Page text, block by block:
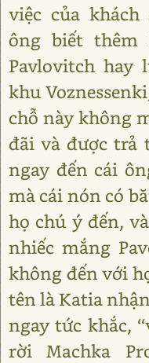
việc của khách
ông biết thêm
Pavlovitch hay
khu
chỗ này không
đãi và được trả
ngay đến cái
mà cái nón có
họ chú ý đến,
nhiếc mắng
không đến với
tên là Katia
ngay tức khắc,
rời Machka